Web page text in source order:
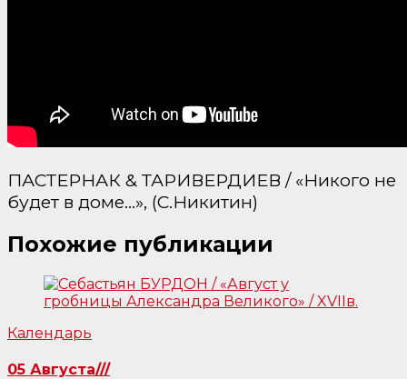
ПАСТЕРНАК & ТАРИВЕРДИЕВ / «Никого не
будет в доме…», (С.Никитин)
Похожие публикации
Календарь
05 Августа///